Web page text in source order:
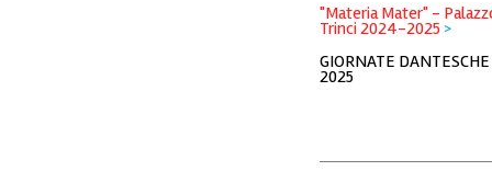
"Materia Mater" -
Trinci 2024-2025 >
GIORNATE DANTESCHE
2025